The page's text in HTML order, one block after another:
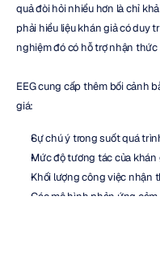
quả đòi hỏi nhiều hơn là chỉ
phải hiểu liệu khán giả có duy
nghiệm đó có hỗ trợ nhận
EEG cung cấp thêm bối cảnh
giá:
Sự chú ý trong suốt quá
Mức độ tương tác của khán
Khối lượng công việc nhận
Các mô hình phản ứng cảm